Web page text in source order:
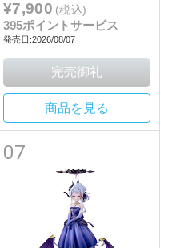
¥7,900 (税込)
395ポイントサービス
発売日:2026/08/07
商品を見る
07